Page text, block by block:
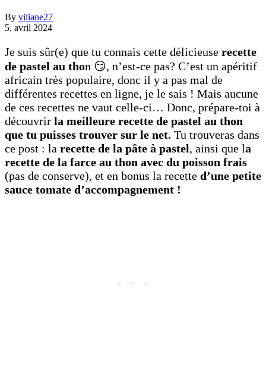
By viliane27
5. avril 2024
Je suis sûr(e) que tu connais cette délicieuse recette
de pastel au thon 😏, n’est-ce pas? C’est un apéritif
africain très populaire, donc il y a pas mal de
différentes recettes en ligne, je le sais ! Mais aucune
de ces recettes ne vaut celle-ci… Donc, prépare-toi à
découvrir la meilleure recette de pastel au thon
que tu puisses trouver sur le net. Tu trouveras dans
ce post : la recette de la pâte à pastel, ainsi que la
recette de la farce au thon avec du poisson frais
(pas de conserve), et en bonus la recette d’une petite
sauce tomate d’accompagnement !